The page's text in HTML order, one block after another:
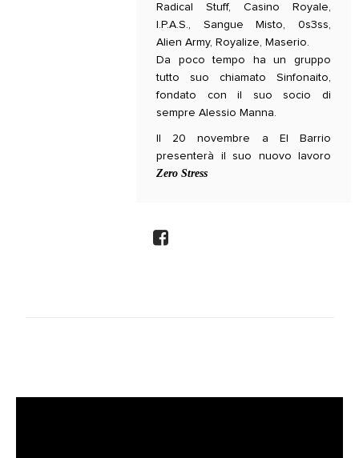
Radical Stuff, Casino Royale,
I.P.A.S., Sangue Misto, 0s3ss,
Alien Army, Royalize, Maserio.
Da poco tempo ha un gruppo
tutto suo chiamato Sinfonaito,
fondato con il suo socio di
sempre Alessio Manna.
Il 20 novembre a El Barrio
presenterà il suo nuovo lavoro
Zero Stress